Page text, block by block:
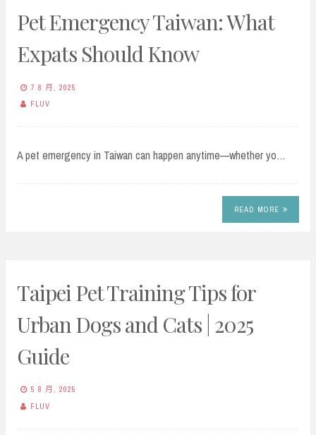
Pet Emergency Taiwan: What
Expats Should Know
7 8 月, 2025
FLUV
A pet emergency in Taiwan can happen anytime—whether yo…
READ MORE
Taipei Pet Training Tips for
Urban Dogs and Cats | 2025
Guide
5 8 月, 2025
FLUV